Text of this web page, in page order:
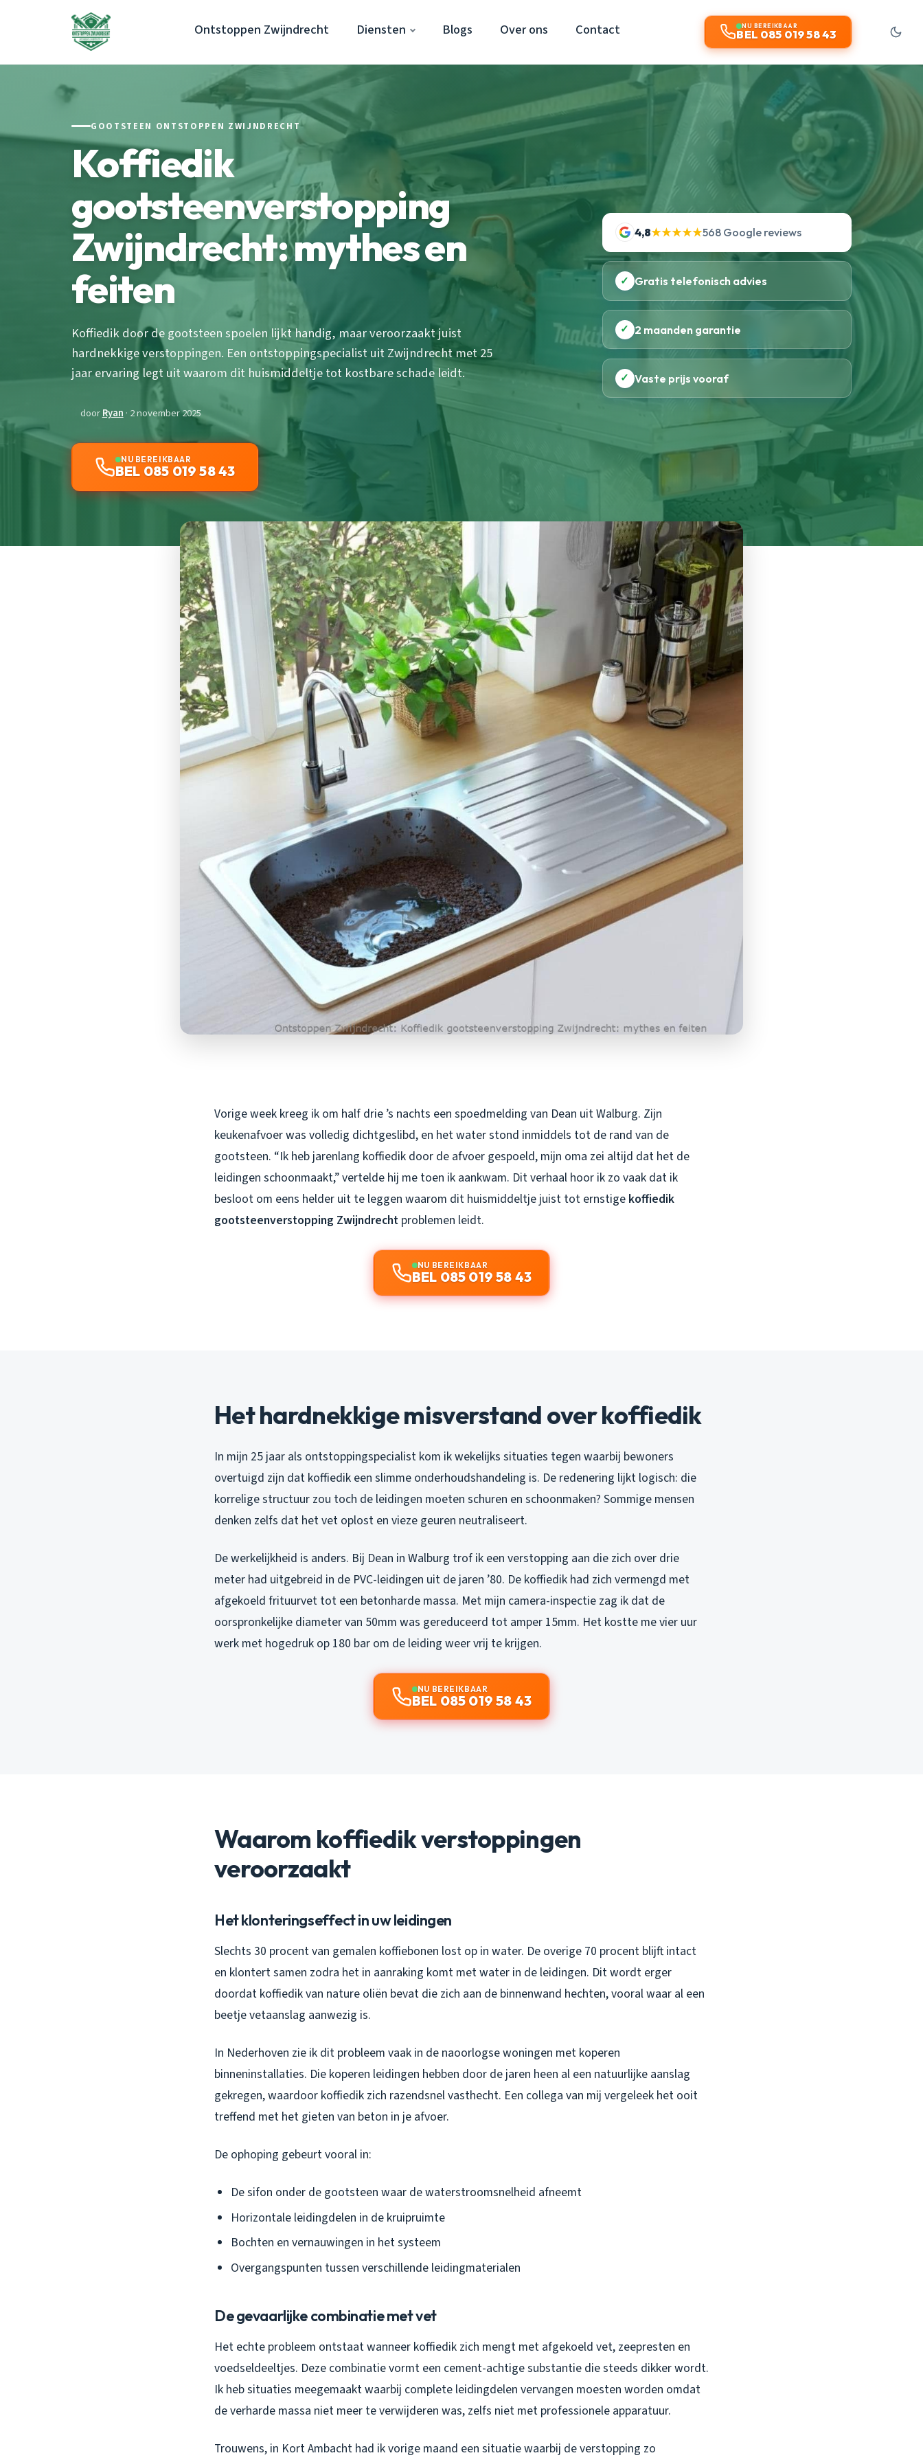
Ontstoppen Zwijndrecht Diensten Blogs Over ons Contact NU BEREIKBAAR
BEL 085 019 58 43
GOOTSTEEN ONTSTOPPEN ZWIJNDRECHT
Koffiedik
gootsteenverstopping
Zwijndrecht: mythes en
feiten
Koffiedik door de gootsteen spoelen lijkt handig, maar veroorzaakt juist
hardnekkige verstoppingen. Een ontstoppingspecialist uit Zwijndrecht met 25
jaar ervaring legt uit waarom dit huismiddeltje tot kostbare schade leidt.
doorRyan · 2 november 2025
NU BEREIKBAAR
BEL 085 019 58 43
4,8★★★★★568 Google reviews
✓ Gratis telefonisch advies
✓ 2 maanden garantie
✓ Vaste prijs vooraf
Vorige week kreeg ik om half drie ’s nachts een spoedmelding van Dean uit Walburg. Zijn
keukenafvoer was volledig dichtgeslibd, en het water stond inmiddels tot de rand van de
gootsteen. “Ik heb jarenlang koffiedik door de afvoer gespoeld, mijn oma zei altijd dat het de
leidingen schoonmaakt,” vertelde hij me toen ik aankwam. Dit verhaal hoor ik zo vaak dat ik
besloot om eens helder uit te leggen waarom dit huismiddeltje juist tot ernstige koffiedik
gootsteenverstopping Zwijndrecht problemen leidt.
NU BEREIKBAAR
BEL 085 019 58 43
Het hardnekkige misverstand over koffiedik
In mijn 25 jaar als ontstoppingspecialist kom ik wekelijks situaties tegen waarbij bewoners
overtuigd zijn dat koffiedik een slimme onderhoudshandeling is. De redenering lijkt logisch: die
korrelige structuur zou toch de leidingen moeten schuren en schoonmaken? Sommige mensen
denken zelfs dat het vet oplost en vieze geuren neutraliseert.
De werkelijkheid is anders. Bij Dean in Walburg trof ik een verstopping aan die zich over drie
meter had uitgebreid in de PVC-leidingen uit de jaren ’80. De koffiedik had zich vermengd met
afgekoeld frituurvet tot een betonharde massa. Met mijn camera-inspectie zag ik dat de
oorspronkelijke diameter van 50mm was gereduceerd tot amper 15mm. Het kostte me vier uur
werk met hogedruk op 180 bar om de leiding weer vrij te krijgen.
NU BEREIKBAAR
BEL 085 019 58 43
Waarom koffiedik verstoppingen
veroorzaakt
Het klonteringseffect in uw leidingen
Slechts 30 procent van gemalen koffiebonen lost op in water. De overige 70 procent blijft intact
en klontert samen zodra het in aanraking komt met water in de leidingen. Dit wordt erger
doordat koffiedik van nature oliën bevat die zich aan de binnenwand hechten, vooral waar al een
beetje vetaanslag aanwezig is.
In Nederhoven zie ik dit probleem vaak in de naoorlogse woningen met koperen
binneninstallaties. Die koperen leidingen hebben door de jaren heen al een natuurlijke aanslag
gekregen, waardoor koffiedik zich razendsnel vasthecht. Een collega van mij vergeleek het ooit
treffend met het gieten van beton in je afvoer.
De ophoping gebeurt vooral in:
De sifon onder de gootsteen waar de waterstroomsnelheid afneemt
Horizontale leidingdelen in de kruipruimte
Bochten en vernauwingen in het systeem
Overgangspunten tussen verschillende leidingmaterialen
De gevaarlijke combinatie met vet
Het echte probleem ontstaat wanneer koffiedik zich mengt met afgekoeld vet, zeepresten en
voedseldeeltjes. Deze combinatie vormt een cement-achtige substantie die steeds dikker wordt.
Ik heb situaties meegemaakt waarbij complete leidingdelen vervangen moesten worden omdat
de verharde massa niet meer te verwijderen was, zelfs niet met professionele apparatuur.
Trouwens, in Kort Ambacht had ik vorige maand een situatie waarbij de verstopping zo